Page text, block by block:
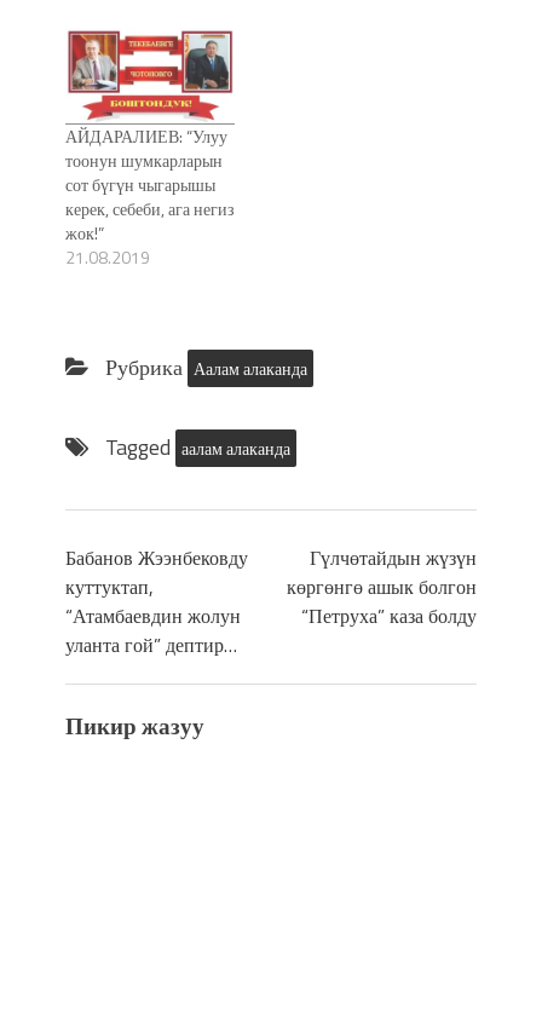
АЙДАРАЛИЕВ: “Улуу
тоонун шумкарларын
сот бүгүн чыгарышы
керек, себеби, ага негиз
жок!”
21.08.2019
Рубрика Аалам алаканда
Tagged аалам алаканда
Бабанов Жээнбековду
куттуктап,
“Атамбаевдин жолун
уланта гой” дептир…
Гүлчөтайдын жүзүн
көргөнгө ашык болгон
“Петруха” каза болду
Пикир жазуу